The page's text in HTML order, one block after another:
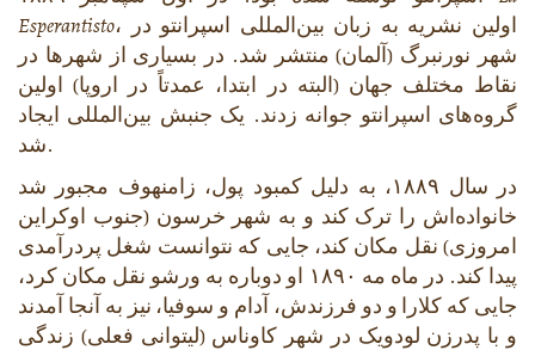
Esperantisto، اولین نشریه به زبان بین‌المللی اسپرانتو در
شهر نورنبرگ (آلمان) منتشر شد. در بسیاری از شهرها در
نقاط مختلف جهان (البته در ابتدا، عمدتاً در اروپا) اولین
گروه‌های اسپرانتو جوانه زدند. یک جنبش بین‌المللی ایجاد
شد.
در سال ۱۸۸۹، به دلیل کمبود پول، زامنهوف مجبور شد
خانواده‌اش را ترک کند و به شهر خرسون (جنوب اوکراین
امروزی) نقل مکان کند، جایی که نتوانست شغل پردرآمدی
پیدا کند. در ماه مه ۱۸۹۰ او دوباره به ورشو نقل مکان کرد،
جایی که کلارا و دو فرزندش، آدام و سوفیا، نیز به آنجا آمدند
و با پدرزن لودویک در شهر کاوناس (لیتوانی فعلی) زندگی